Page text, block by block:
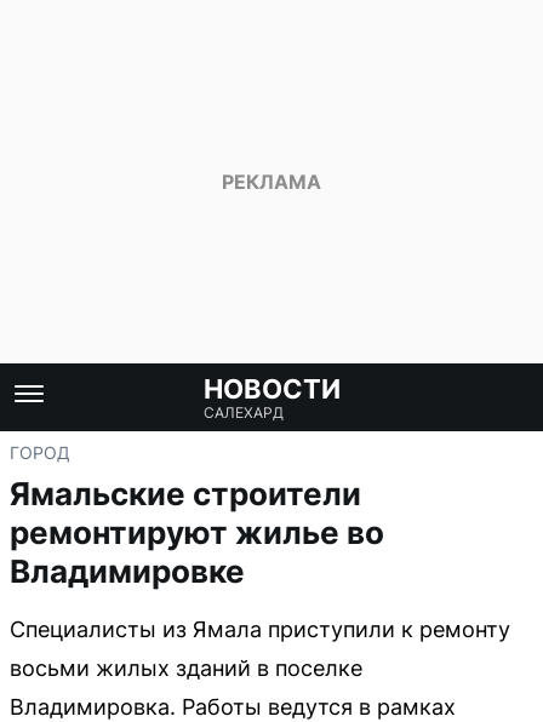
НОВОСТИ
САЛЕХАРД
ГОРОД
Ямальские строители
ремонтируют жилье во
Владимировке
Специалисты из Ямала приступили к ремонту
восьми жилых зданий в поселке
Владимировка. Работы ведутся в рамках